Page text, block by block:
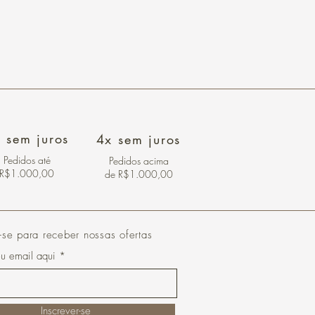
sem juros
Pedidos até
R$1.000,00
4x sem juros
Pedidos acima
de R$1.000,00
para receber nossas ofertas
email aqui
Inscrever-se